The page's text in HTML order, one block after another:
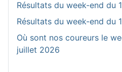
Résultats du week-end du
Résultats du week-end du
Où sont nos coureurs le
juillet 2026